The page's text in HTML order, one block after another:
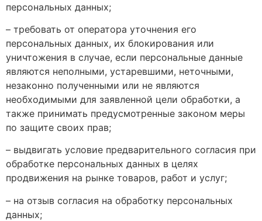
персональных данных;
– требовать от оператора уточнения его
персональных данных, их блокирования или
уничтожения в случае, если персональные данные
являются неполными, устаревшими, неточными,
незаконно полученными или не являются
необходимыми для заявленной цели обработки, а
также принимать предусмотренные законом меры
по защите своих прав;
– выдвигать условие предварительного согласия при
обработке персональных данных в целях
продвижения на рынке товаров, работ и услуг;
– на отзыв согласия на обработку персональных
данных;